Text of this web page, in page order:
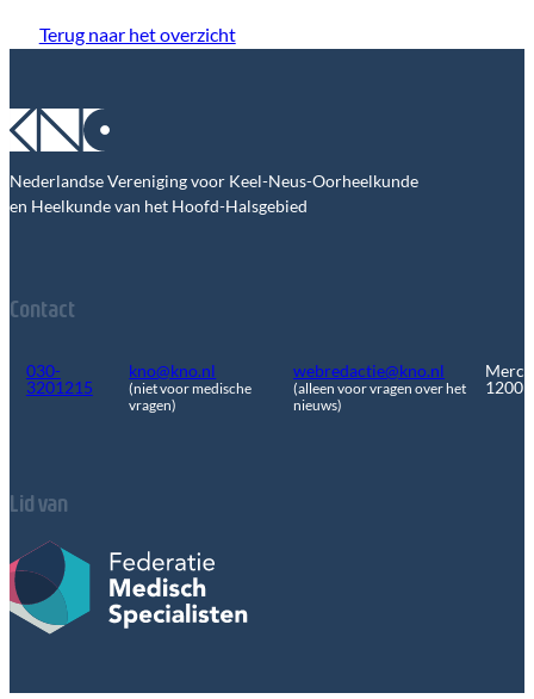
Terug naar het overzicht
Nederlandse Vereniging voor Keel-Neus-Oorheelkunde
en Heelkunde van het Hoofd-Halsgebied
Contact
030-
3201215
kno@kno.nl
(niet voor medische
vragen)
webredactie@kno.nl
(alleen voor vragen over het
nieuws)
1200
Lid van